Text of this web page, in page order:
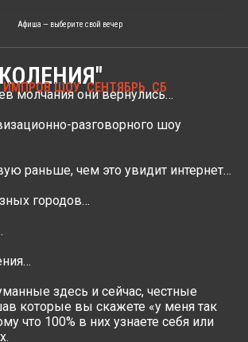
Афиша — выберите свой вечер
ИМПРОВ ШОУ СЕНТЯБРЬ СБ
молчания они вернулись…
разговорного шоу
раньше, чем это увидит интернет…
городов…
здесь и сейчас, честные
которые вы скажете «у меня так
что 100% в них узнаете себя или